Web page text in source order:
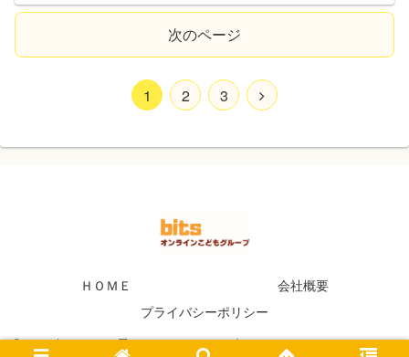
次のページ
1 2 3
ＨＯＭＥ
会社概要
プライバシーポリシー
Copyright © 2020 子ども・ファミリー向けのオンラインコミュニテ